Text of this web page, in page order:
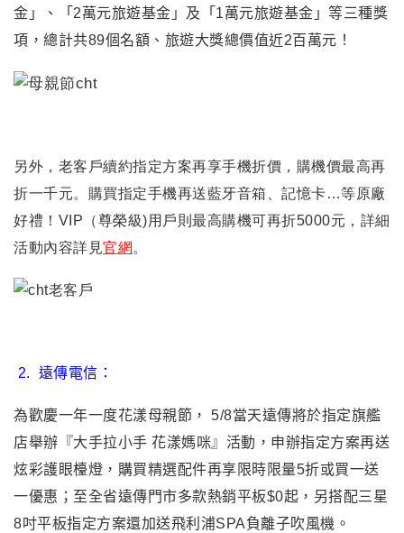
金」、「2萬元旅遊基金」及「1萬元旅遊基金」等三種獎
項，總計共89個名額、旅遊大獎總價值近2百萬元！
另外，老客戶續約指定方案再享手機折價，購機價最高再
折一千元。購買指定手機再送藍牙音箱、記憶卡…等原廠
好禮！VIP（尊榮級)用戶則最高購機可再折5000元 ， 詳細
活動內容詳見官網 。
2. 遠傳電信：
為歡慶一年一度花漾母親節， 5/8當天遠傳將於指定旗艦
店舉辦『大手拉小手 花漾媽咪』活動，申辦指定方案再送
炫彩護眼檯燈，購買精選配件再享限時限量5折或買一送
一優惠；至全省遠傳門市多款熱銷平板$0起，另搭配三星
8吋平板指定方案還加送飛利浦SPA負離子吹風機。